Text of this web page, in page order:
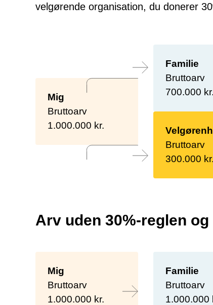
velgørende organisation, du donerer
Mig
Bruttoarv
1.000.000 kr.
Familie
Bruttoarv
700.000 kr.
Bruttoarv
300.000 kr.
Arv uden 30%-reglen
Mig
Bruttoarv
1.000.000 kr.
Familie
Bruttoarv
1.000.000